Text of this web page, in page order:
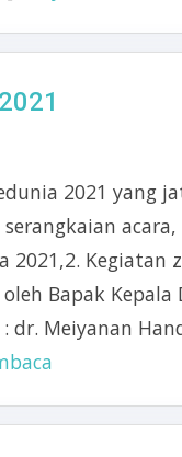
2021 yang
2021,2. Kegiatan
Bapak Kepala
dr. Meiyanan